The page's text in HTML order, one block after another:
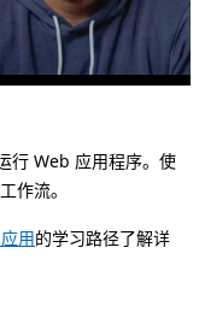
行 Web 应用程序。使
作流。
用的学习路径了解详